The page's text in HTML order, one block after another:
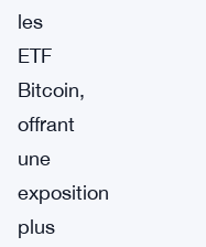
les
ETF
Bitcoin,
offrant
une
exposition
plus